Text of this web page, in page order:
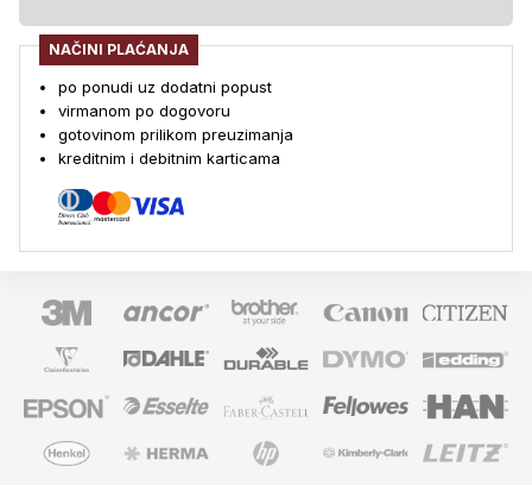
NAČINI PLAĆANJA
po ponudi uz dodatni popust
virmanom po dogovoru
gotovinom prilikom preuzimanja
kreditnim i debitnim karticama